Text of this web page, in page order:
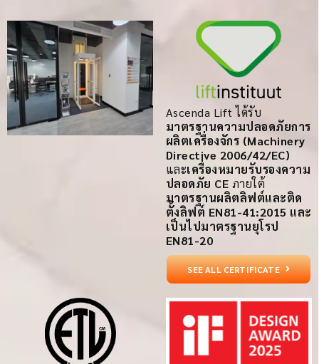
Ascenda Lift ได้รับ
มาตรฐานความปลอดภัยการ
ผลิตเครื่องจักร (Machinery
Directive 2006/42/EC)
และเครื่องหมายรับรองความ
ปลอดภัย CE ภายใต้
มาตรฐานผลิตลิฟต์และติด
ตั้งลิฟต์ EN81-41:2015 และ
เป็นไปมาตรฐานยุโรป
EN81-20
SEE ALL CERTIFICATE